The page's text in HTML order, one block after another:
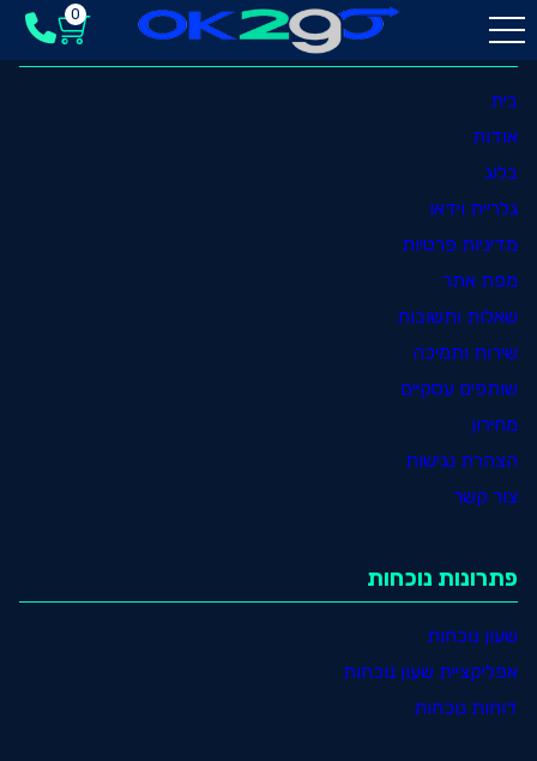
0
ניווט מהיר
בית
אודות
בלוג
גלריית וידאו
מדיניות פרטיות
מפת אתר
שאלות ותשובות
שירות ותמיכה
שותפים עסקיים
מחירון
הצהרת נגישות
צור קשר
פתרונות נוכחות
שעון נוכחות
אפליקציית שעון נוכחות
דוחות נוכחות